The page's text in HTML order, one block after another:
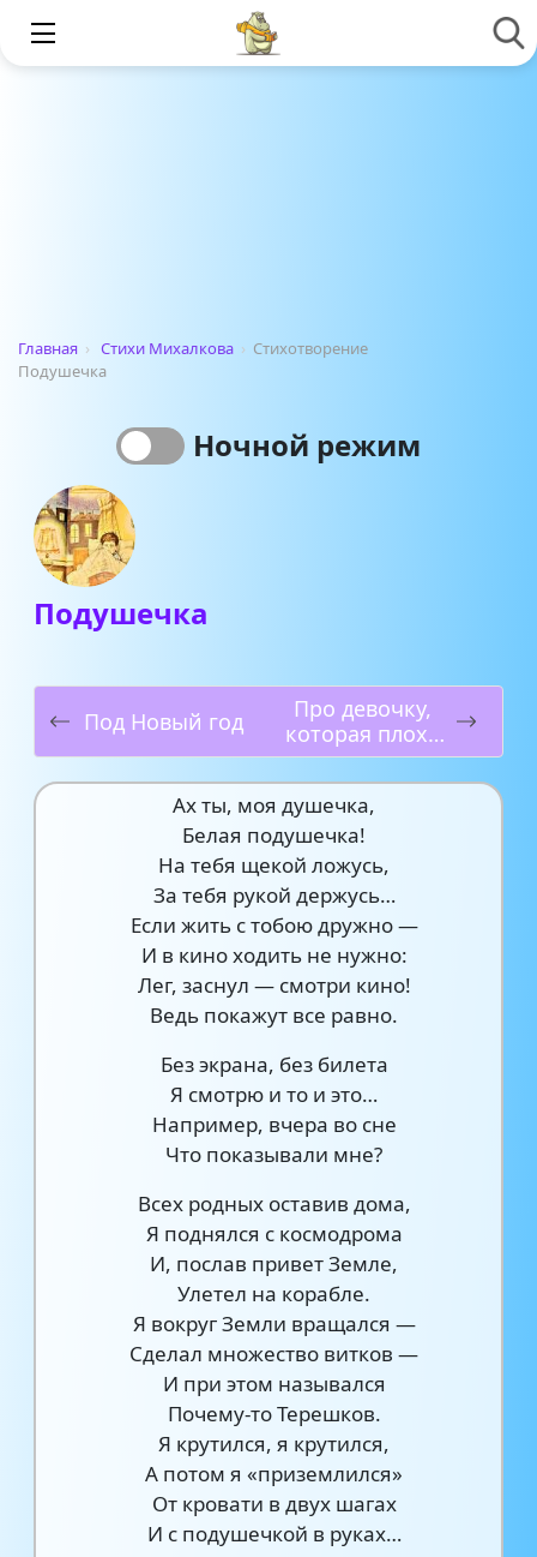
Главная › Стихи Михалкова › Стихотворение
Подушечка
Ночной режим
Подушечка
Под Новый год
Про девочку,
которая плохо
кушала
Ах ты, моя душечка,
Белая подушечка!
На тебя щекой ложусь,
За тебя рукой держусь…
Если жить с тобою дружно —
И в кино ходить не нужно:
Лег, заснул — смотри кино!
Ведь покажут все равно.
Без экрана, без билета
Я смотрю и то и это…
Например, вчера во сне
Что показывали мне?
Всех родных оставив дома,
Я поднялся с космодрома
И, послав привет Земле,
Улетел на корабле.
Я вокруг Земли вращался —
Сделал множество витков —
И при этом назывался
Почему-то Терешков.
Я крутился, я крутился,
А потом я «приземлился»
От кровати в двух шагах
И с подушечкой в руках…